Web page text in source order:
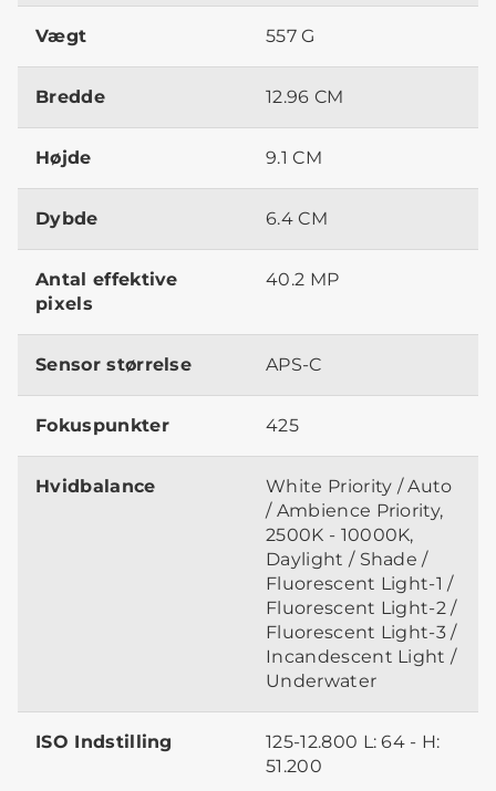
Vægt 557 G
Bredde 12.96 CM
Højde 9.1 CM
Dybde 6.4 CM
Antal effektive
pixels
40.2 MP
Sensor størrelse APS-C
Fokuspunkter 425
Hvidbalance
White Priority / Auto
/ Ambience Priority,
2500K - 10000K,
Daylight / Shade /
Fluorescent Light-1 /
Fluorescent Light-2 /
Fluorescent Light-3 /
Incandescent Light /
Underwater
ISO Indstilling
125-12.800 L: 64 - H:
51.200